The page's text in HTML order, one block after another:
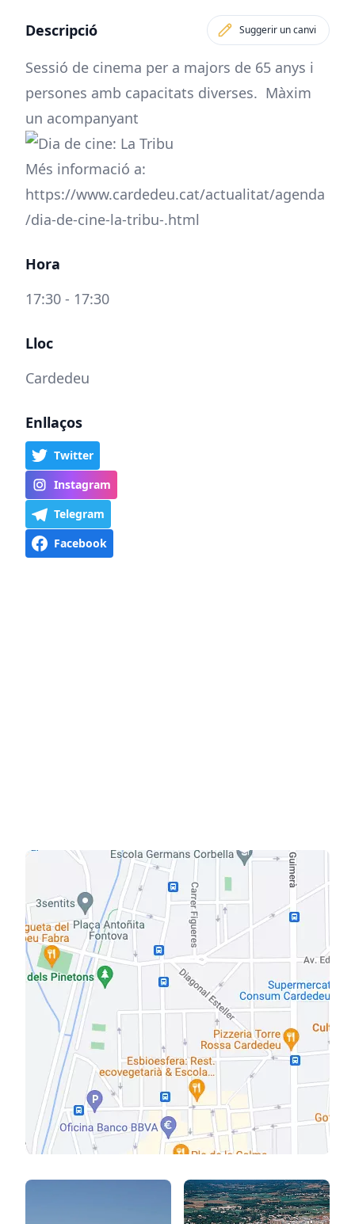
Descripció Suggerir un canvi
Sessió de cinema per a majors de 65 anys i
persones amb capacitats diverses. Màxim
un acompanyant
Més informació a:
https://www.cardedeu.cat/actualitat/agenda
/dia-de-cine-la-tribu-.html
Hora
17:30 - 17:30
Lloc
Cardedeu
Enllaços
Twitter
Instagram
Telegram
Facebook